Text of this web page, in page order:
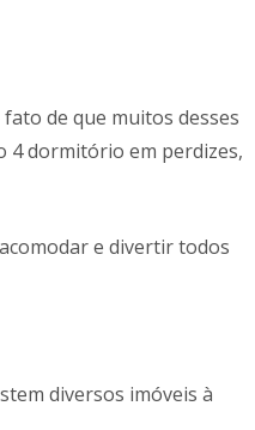
de que muitos desses
4 dormitório em perdizes,
e divertir todos
diversos imóveis à